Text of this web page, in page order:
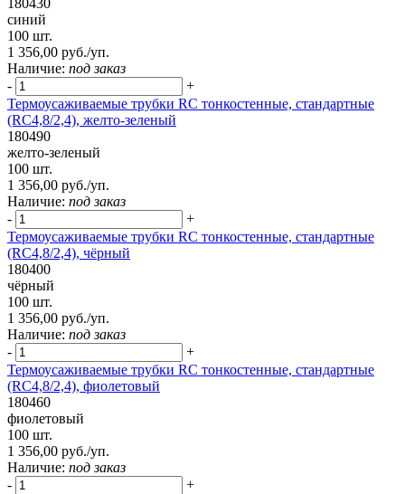
180430
синий
100 шт.
1 356,00 руб./уп.
Наличие: под заказ
-
+
Термоусаживаемые трубки RC тонкостенные, стандартные
(RC4,8/2,4), желто-зеленый
180490
желто-зеленый
100 шт.
1 356,00 руб./уп.
Наличие: под заказ
-
+
Термоусаживаемые трубки RC тонкостенные, стандартные
(RC4,8/2,4), чёрный
180400
чёрный
100 шт.
1 356,00 руб./уп.
Наличие: под заказ
-
+
Термоусаживаемые трубки RC тонкостенные, стандартные
(RC4,8/2,4), фиолетовый
180460
фиолетовый
100 шт.
1 356,00 руб./уп.
Наличие: под заказ
-
+